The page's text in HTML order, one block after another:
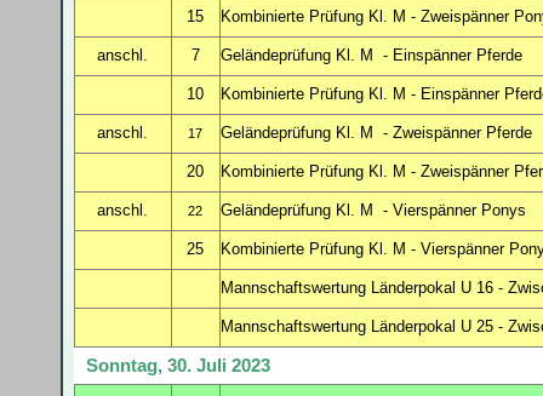
15 Kombinierte Prüfung Kl. M - Zweispänner
anschl. 7 Geländeprüfung Kl. M - Einspänner Pferde
10 Kombinierte Prüfung Kl. M - Einspänner
anschl. 17 Geländeprüfung Kl. M - Zweispänner Pferde
20 Kombinierte Prüfung Kl. M - Zweispänner
anschl. 22 Geländeprüfung Kl. M - Vierspänner Ponys
25 Kombinierte Prüfung Kl. M - Vierspänner
Mannschaftswertung Länderpokal U 16 -
Mannschaftswertung Länderpokal U 25 -
Sonntag, 30. Juli 2023